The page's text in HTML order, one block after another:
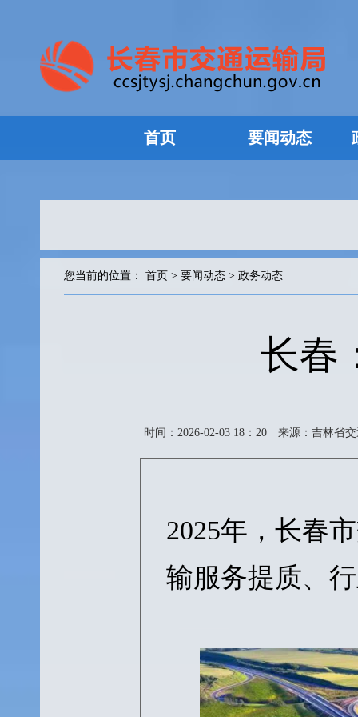
首页 要闻动态
您当前的位置： 首页 > 要闻动态 > 政务动态
长春
时间：2026-02-03 18：20 来源：吉林省
2025年，长春
输服务提质、